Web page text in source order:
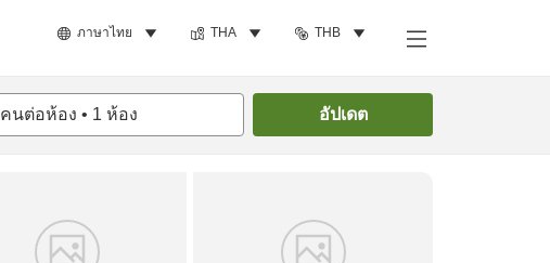
ภาษาไทย THA THB
คนต่อห้อง • 1 ห้อง อัปเดต
ค้นหาห้องพัก